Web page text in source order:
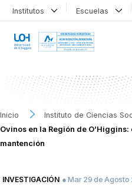
Institutos Escuelas
Inicio Instituto de Ciencias
Ovinos en la Región de
mantención
INVESTIGACIÓN ● Mar 29 de Agosto